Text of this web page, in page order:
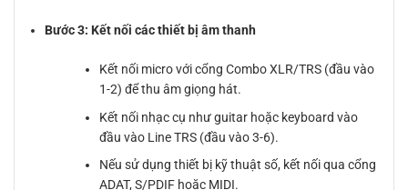
Bước 3: Kết nối các thiết bị âm thanh
Kết nối micro với cổng Combo XLR/TRS (đầu vào
1-2) để thu âm giọng hát.
Kết nối nhạc cụ như guitar hoặc keyboard vào
đầu vào Line TRS (đầu vào 3-6).
Nếu sử dụng thiết bị kỹ thuật số, kết nối qua cổng
ADAT, S/PDIF hoặc MIDI.